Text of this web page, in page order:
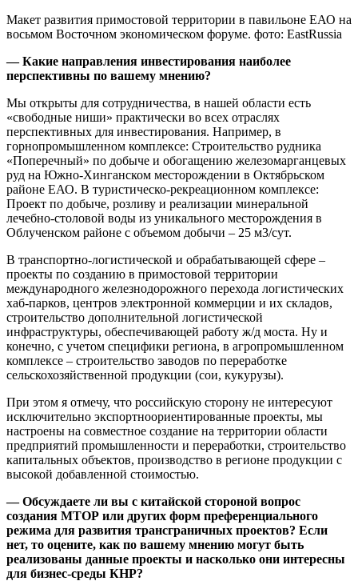
Макет развития примостовой территории в павильоне ЕАО на
восьмом Восточном экономическом форуме. фото: EastRussia
— Какие направления инвестирования наиболее
перспективны по вашему мнению?
Мы открыты для сотрудничества, в нашей области есть
«свободные ниши» практически во всех отраслях
перспективных для инвестирования. Например, в
горнопромышленном комплексе: Строительство рудника
«Поперечный» по добыче и обогащению железомарганцевых
руд на Южно-Хинганском месторождении в Октябрьском
районе ЕАО. В туристическо-рекреационном комплексе:
Проект по добыче, розливу и реализации минеральной
лечебно-столовой воды из уникального месторождения в
Облученском районе с объемом добычи – 25 м3/сут.
В транспортно-логистической и обрабатывающей сфере –
проекты по созданию в примостовой территории
международного железнодорожного перехода логистических
хаб-парков, центров электронной коммерции и их складов,
строительство дополнительной логистической
инфраструктуры, обеспечивающей работу ж/д моста. Ну и
конечно, с учетом специфики региона, в агропромышленном
комплексе – строительство заводов по переработке
сельскохозяйственной продукции (сои, кукурузы).
При этом я отмечу, что российскую сторону не интересуют
исключительно экспортноориентированные проекты, мы
настроены на совместное создание на территории области
предприятий промышленности и переработки, строительство
капитальных объектов, производство в регионе продукции с
высокой добавленной стоимостью.
— Обсуждаете ли вы с китайской стороной вопрос
создания МТОР или других форм преференциального
режима для развития трансграничных проектов? Если
нет, то оцените, как по вашему мнению могут быть
реализованы данные проекты и насколько они интересны
для бизнес-среды КНР?